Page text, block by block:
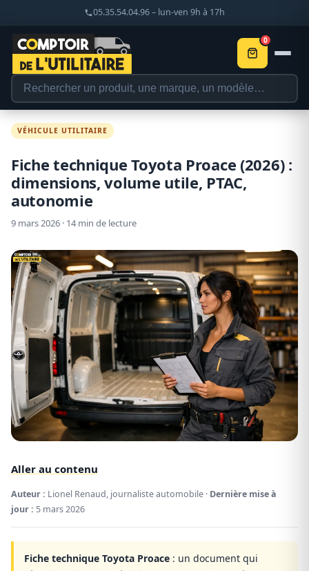
05.35.54.04.96 – lun-ven 9h à 17h
0
VÉHICULE UTILITAIRE
Fiche technique Toyota Proace (2026) :
dimensions, volume utile, PTAC,
autonomie
9 mars 2026 · 14 min de lecture
Aller au contenu
Auteur : Lionel Renaud, journaliste automobile · Dernière mise à
jour : 5 mars 2026
Fiche technique Toyota Proace : un document qui